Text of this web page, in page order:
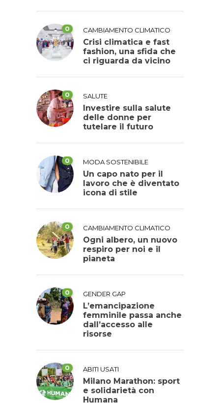
0 CAMBIAMENTO CLIMATICO
Crisi climatica e fast
fashion, una sfida che
ci riguarda da vicino
0 SALUTE
Investire sulla salute
delle donne per
tutelare il futuro
0 MODA SOSTENIBILE
Un capo nato per il
lavoro che è diventato
icona di stile
0 CAMBIAMENTO CLIMATICO
Ogni albero, un nuovo
respiro per noi e il
pianeta
0 GENDER GAP
L’emancipazione
femminile passa anche
dall’accesso alle
risorse
0 ABITI USATI
Milano Marathon: sport
e solidarietà con
Humana